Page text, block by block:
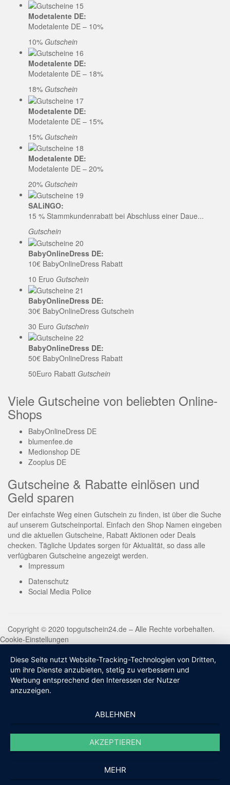
Modetalente DE:
Modetalente DE – 10%
10% Gutschein
Modetalente DE:
Modetalente DE – 18%
18% Gutschein
Modetalente DE:
Modetalente DE – 15%
15% Gutschein
Modetalente DE:
Modetalente DE – 20%
20% Gutschein
SALiNGO:
15 % Stammkundenrabatt bei Abschluss einer Daue...
Gutschein
BabyOnlineDress DE:
10€ BabyOnlineDress Rabatt
10 Eruo Gutschein
BabyOnlineDress DE:
30€ BabyOnlineDress Gutschein
30 Euro Gutschein
BabyOnlineDress DE:
50€ BabyOnlineDress Rabatt
50Euro Rabatt Gutschein
Viele Gutscheine von beliebten Online-
Shops
BabyOnlineDress DE
blumenfee.de
Medionshop DE
Zooplus DE
Gutscheine & Rabatte einlösen und
Geld sparen
Der einfachste Weg einen Gutschein zu finden, ist über die Suche
auf unserem Gutscheinportal. Einfach den Shop Namen eingeben
und die aktuellen Gutscheine, Rabatt Aktionen oder Deals
checken. Tägliche Updates sorgen für Aktualität, so dass alle
verfügbaren Gutscheine angezeigt werden.
Impressum
Datenschutz
Social Media Police
Copyright © 2020 topgutschein24.de – Alle Rechte vorbehalten.
Cookie-Einstellungen
Diese Seite nutzt Website-Tracking-Technologien von Dritten,
um ihre Dienste anzubieten, stetig zu verbessern und
Werbung entsprechend den Interessen der Nutzer
anzuzeigen.
ABLEHNEN
AKZEPTIEREN
MEHR